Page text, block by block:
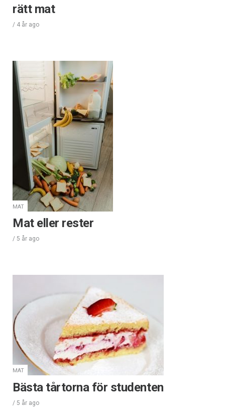
rätt mat
/ 4 år ago
MAT
Mat eller rester
/ 5 år ago
MAT
Bästa tårtorna för studenten
/ 5 år ago